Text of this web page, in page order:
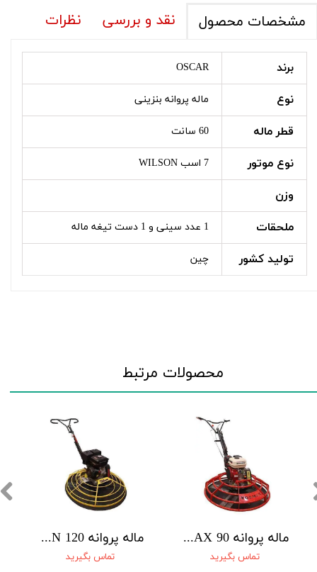
مشخصات محصول نقد و بررسی نظرات
برند OSCAR
نوع ماله پروانه بنزینی
قطر ماله 60 سانت
نوع موتور 7 اسب WILSON
وزن
ملحقات 1 عدد سینی و 1 دست تیغه ماله
تولید کشور چین
ماله پروانه 120 WILSON
تماس بگیرید
ماله پروانه 90 KORMAX
تماس بگیرید
محصولات مرتبط